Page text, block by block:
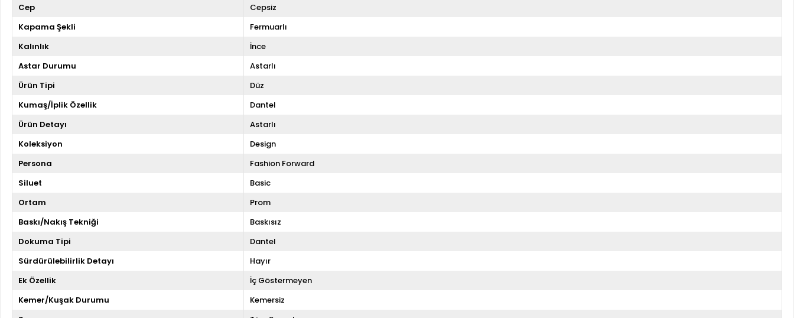
Cep
Cepsiz
Kapama Şekli
Fermuarlı
Kalınlık
İnce
Astar Durumu
Astarlı
Ürün Tipi
Düz
Kumaş/İplik Özellik
Dantel
Ürün Detayı
Astarlı
Koleksiyon
Design
Persona
Fashion Forward
Siluet
Basic
Ortam
Prom
Baskı/Nakış Tekniği
Baskısız
Dokuma Tipi
Dantel
Sürdürülebilirlik Detayı
Hayır
Ek Özellik
İç Göstermeyen
Kemer/Kuşak Durumu
Kemersiz